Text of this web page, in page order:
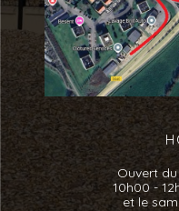
Ouvert
10h00 -
et le